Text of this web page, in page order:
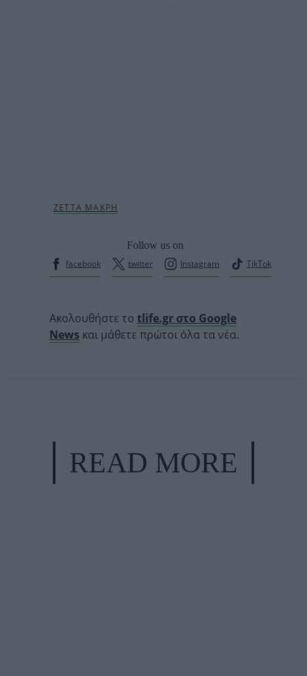
Follow us on
facebook
twitter Instagram TikTok
Ακολουθήστε το tlife.gr στο Google
News και μάθετε πρώτοι όλα τα νέα.
READ MORE